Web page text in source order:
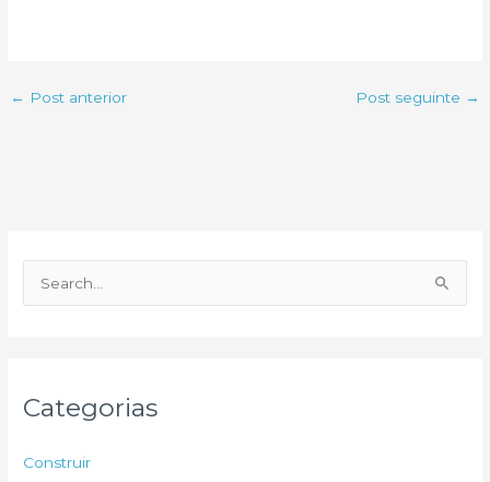
← Post anterior Post seguinte →
e
Categorias
Construir